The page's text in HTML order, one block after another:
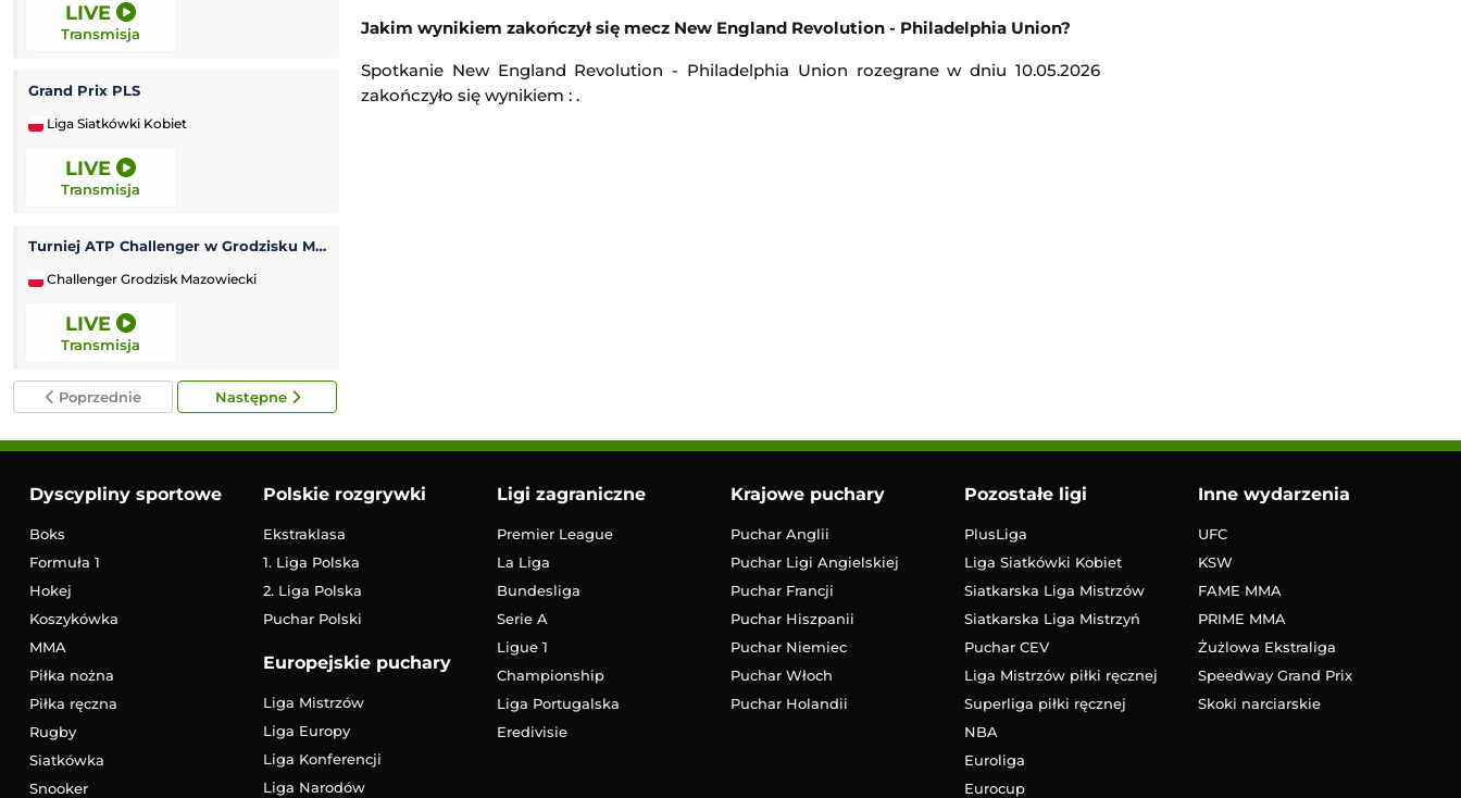
LIVE
Transmisja
Grand Prix PLS
Liga Siatkówki Kobiet
LIVE
Transmisja
Turniej ATP Challenger w Grodzisku Mazowieckim
Challenger Grodzisk Mazowiecki
LIVE
Transmisja
Transmisja
Tour de Pologne
Transmisja
Poprzednie Następne
Jakim wynikiem zakończył się mecz New England Revolution - Philadelphia Union?
Spotkanie New England Revolution - Philadelphia Union rozegrane w dniu 10.05.2026
zakończyło się wynikiem : .
Dyscypliny sportowe
Boks
Formuła 1
Hokej
Koszykówka
MMA
Piłka nożna
Piłka ręczna
Rugby
Siatkówka
Snooker
Polskie rozgrywki
Ekstraklasa
1. Liga Polska
2. Liga Polska
Puchar Polski
Europejskie puchary
Liga Mistrzów
Liga Europy
Liga Konferencji
Liga Narodów
Ligi zagraniczne
Premier League
La Liga
Bundesliga
Serie A
Ligue 1
Championship
Liga Portugalska
Eredivisie
Krajowe puchary
Puchar Anglii
Puchar Ligi Angielskiej
Puchar Francji
Puchar Hiszpanii
Puchar Niemiec
Puchar Włoch
Puchar Holandii
Pozostałe ligi
PlusLiga
Liga Siatkówki Kobiet
Siatkarska Liga Mistrzów
Siatkarska Liga Mistrzyń
Puchar CEV
Liga Mistrzów piłki ręcznej
Superliga piłki ręcznej
NBA
Euroliga
Eurocup
Inne wydarzenia
UFC
KSW
FAME MMA
PRIME MMA
Żużlowa Ekstraliga
Speedway Grand Prix
Skoki narciarskie